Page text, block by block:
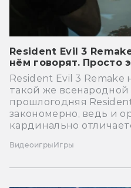
Resident Evil 3
нём говорят. Просто
Resident Evil 3 Remake
такой же всенародной
прошлогодняя
закономерно, ведь и
кардинально
ВидеоигрыИгры